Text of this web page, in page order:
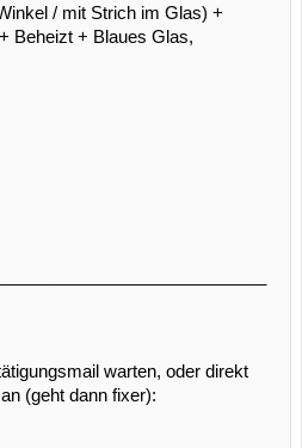
/ mit Strich im Glas) +
Beheizt + Blaues Glas,
warten, oder direkt
(geht dann fixer):